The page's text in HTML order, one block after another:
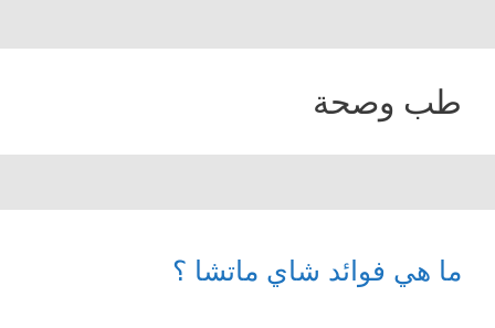
طب وصحة
ما هي فوائد شاي ماتشا ؟